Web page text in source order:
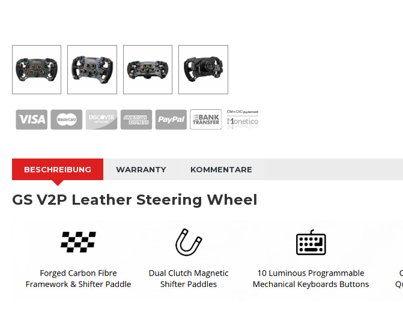
BESCHREIBUNG WARRANTY KOMMENTARE
GS V2P Leather Steering Wheel